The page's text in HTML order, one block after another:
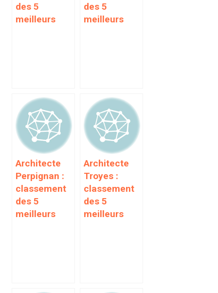
des 5
meilleurs
des 5
meilleurs
Architecte
Perpignan :
classement
des 5
meilleurs
Architecte
Troyes :
classement
des 5
meilleurs